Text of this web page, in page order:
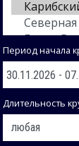
Период начала
Длительность